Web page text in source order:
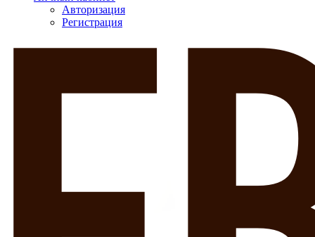
Авторизация
Регистрация